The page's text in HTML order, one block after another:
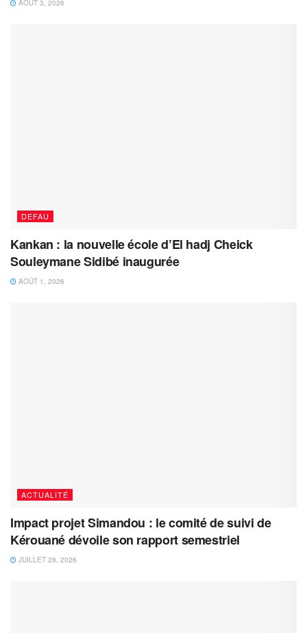
AOÛT 3, 2026
DEFAU
Kankan : la nouvelle école d’El hadj Cheick
Souleymane Sidibé inaugurée
AOÛT 1, 2026
ACTUALITÉ
Impact projet Simandou : le comité de suivi de
Kérouané dévoile son rapport semestriel
JUILLET 28, 2026